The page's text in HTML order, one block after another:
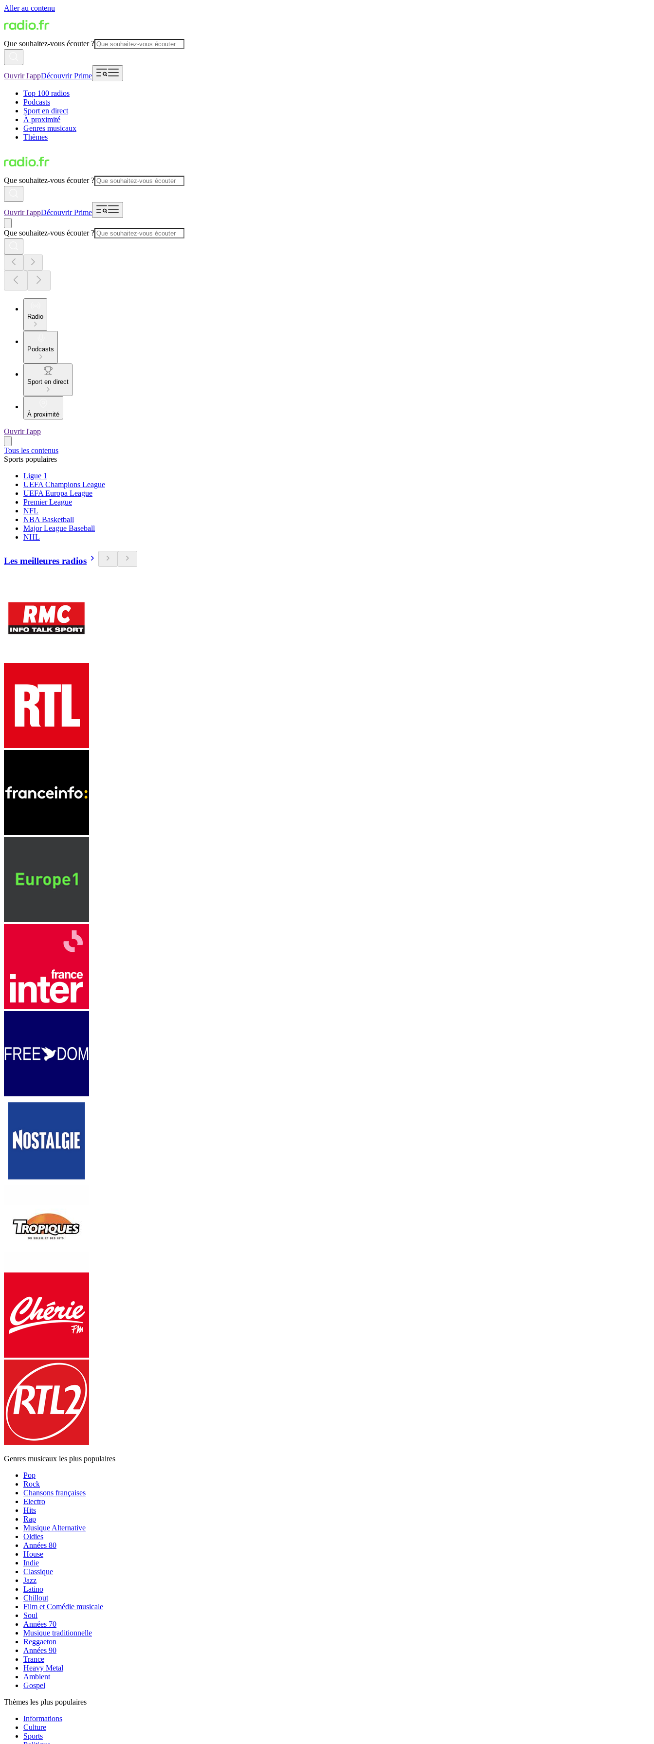
Aller au contenu
Que souhaitez-vous écouter ?
Ouvrir l'appDécouvrir Prime
Top 100 radios
Podcasts
Sport en direct
À proximité
Genres musicaux
Thèmes
Que souhaitez-vous écouter ?
Ouvrir l'appDécouvrir Prime
Que souhaitez-vous écouter ?
Radio
Podcasts
Sport en direct
À proximité
Ouvrir l'app
Tous les contenus
Sports populaires
Ligue 1
UEFA Champions League
UEFA Europa League
Premier League
NFL
NBA Basketball
Major League Baseball
NHL
Les meilleures radios
Genres musicaux les plus populaires
Pop
Rock
Chansons françaises
Electro
Hits
Rap
Musique Alternative
Oldies
Années 80
House
Indie
Classique
Jazz
Latino
Chillout
Film et Comédie musicale
Soul
Années 70
Musique traditionnelle
Reggaeton
Années 90
Trance
Heavy Metal
Ambient
Gospel
Thèmes les plus populaires
Informations
Culture
Sports